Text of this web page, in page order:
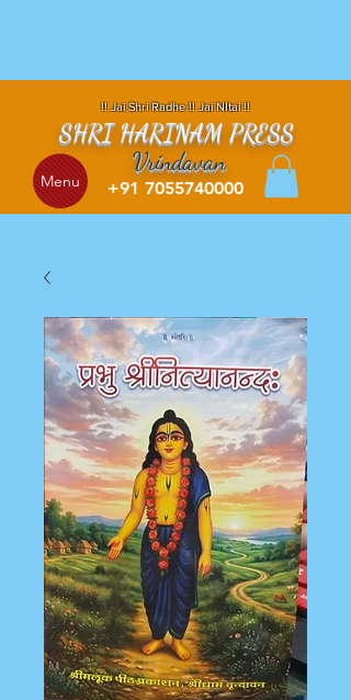
!! Jai Shri Radhe !! Jai NItai !!
SHRI HARINAM PRESS
Vrindavan
+91 7055740000
Menu